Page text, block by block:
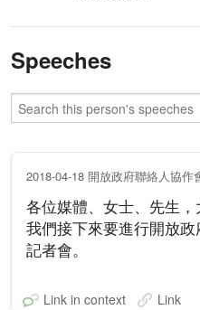
Speeches
2018-04-18 開放政府聯絡人協作
各位媒體、女士、先生
我們接下來要進行開放
記者會。
Link in context Link